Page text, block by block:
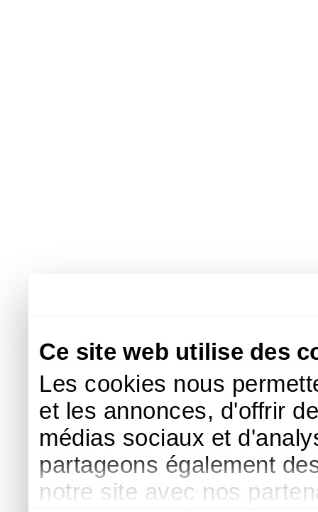
Ce site web utilise des
Les cookies nous
et les annonces, d'offrir
médias sociaux et
partageons également
notre site avec nos